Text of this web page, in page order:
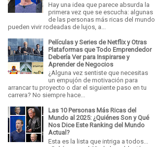
Hay una idea que parece absurda la
primera vez que se escucha: algunas
de las personas más ricas del mundo
pueden vivir rodeadas de lujos, a...
Películas y Series de Netflix y Otras
Plataformas que Todo Emprendedor
Debería Ver para Inspirarse y
Aprender de Negocios
¿Alguna vez sentiste que necesitas
un empujón de motivación para
arrancar tu proyecto o dar el siguiente paso en tu
carrera? No siempre hace...
Las 10 Personas Más Ricas del
Mundo al 2025: ¿Quiénes Son y Qué
Nos Dice Este Ranking del Mundo
Actual?
Esta es la lista que intriga a todos...